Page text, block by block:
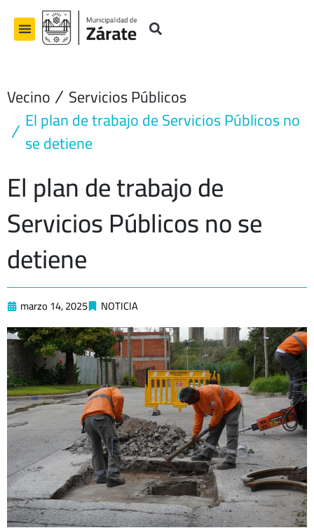
contenido
Vecino Servicios Públicos
El plan de trabajo de Servicios Públicos no
se detiene
El plan de trabajo de
Servicios Públicos no se
detiene
marzo 14, 2025 NOTICIA